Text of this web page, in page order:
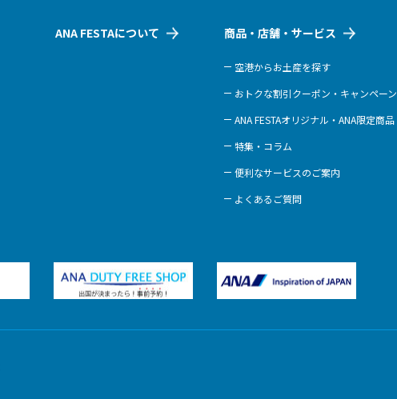
ANA FESTAについて 商品・店舗・サービス
空港からお土産を探す
おトクな割引クーポン・キャンペーン
ANA FESTAオリジナル・ANA限定商品
特集・コラム
便利なサービスのご案内
よくあるご質問